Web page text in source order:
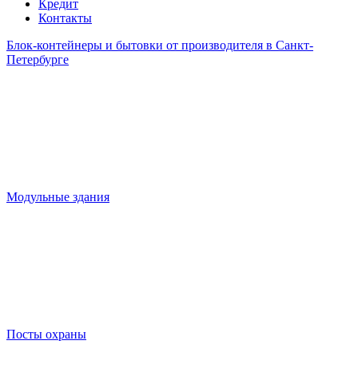
Кредит
Контакты
Блок-контейнеры и бытовки от производителя в Санкт-
Петербурге
Модульные здания
Посты охраны